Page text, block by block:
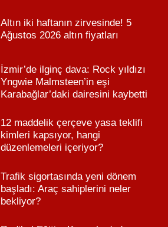
Altın iki haftanın zirvesinde! 5
Ağustos 2026 altın fiyatları
İzmir’de ilginç dava: Rock yıldızı
Yngwie Malmsteen’in eşi
Karabağlar’daki dairesini kaybetti
12 maddelik çerçeve yasa teklifi
kimleri kapsıyor, hangi
düzenlemeleri içeriyor?
Trafik sigortasında yeni dönem
başladı: Araç sahiplerini neler
bekliyor?